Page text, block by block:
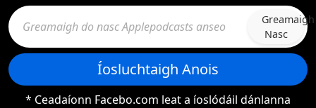
Greamaigh
Nasc
Íosluchtaigh Anois
* Ceadaíonn Facebo.com leat a íoslódáil dánlanna